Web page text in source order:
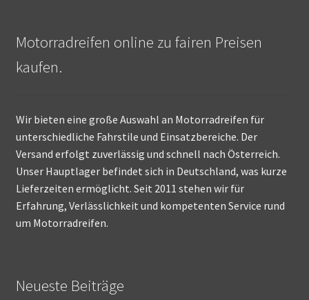
Motorradreifen online zu fairen Preisen
kaufen.
Wir bieten eine große Auswahl an Motorradreifen für
unterschiedliche Fahrstile und Einsatzbereiche. Der
Versand erfolgt zuverlässig und schnell nach Österreich.
Unser Hauptlager befindet sich in Deutschland, was kurze
Lieferzeiten ermöglicht. Seit 2011 stehen wir für
Erfahrung, Verlässlichkeit und kompetenten Service rund
um Motorradreifen.
Neueste Beiträge